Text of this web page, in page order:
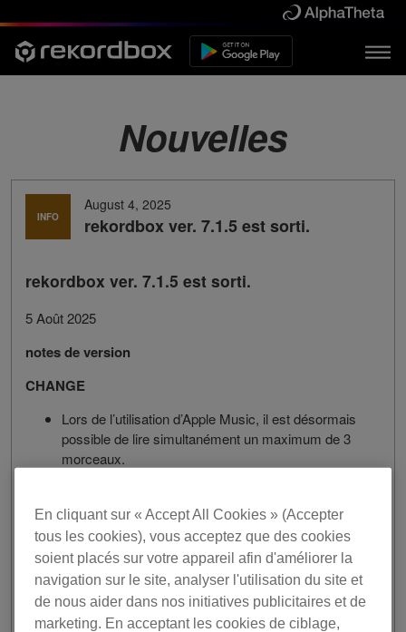
Nouvelles
INFO
August 4, 2025
rekordbox ver. 7.1.5 est sorti.
rekordbox ver. 7.1.5 est sorti.
5 Août 2025
notes de version
CHANGE
Lors de l’utilisation d’Apple Music, il est désormais
possible de lire simultanément un maximum de 3
morceaux.
Plantage potentiel lors de la suppression de
morceaux exportés vers un dispositif de stockage
USB.
Stabilité améliorée et autres problèmes mineurs
corrigés.
En cliquant sur « Accept All Cookies » (Accepter
tous les cookies), vous acceptez que des cookies
soient placés sur votre appareil afin d'améliorer la
navigation sur le site, analyser l'utilisation du site et
de nous aider dans nos initiatives publicitaires et de
marketing. En acceptant les cookies de ciblage,